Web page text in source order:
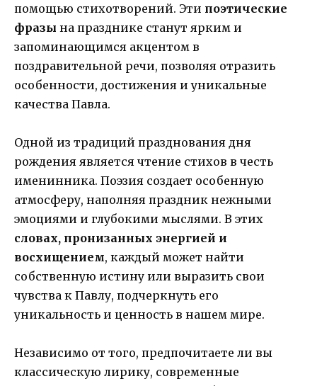
помощью стихотворений. Эти поэтические
фразы на празднике станут ярким и
запоминающимся акцентом в
поздравительной речи, позволяя отразить
особенности, достижения и уникальные
качества Павла.
Одной из традиций празднования дня
рождения является чтение стихов в честь
именинника. Поэзия создает особенную
атмосферу, наполняя праздник нежными
эмоциями и глубокими мыслями. В этих
словах, пронизанных энергией и
восхищением, каждый может найти
собственную истину или выразить свои
чувства к Павлу, подчеркнуть его
уникальность и ценность в нашем мире.
Независимо от того, предпочитаете ли вы
классическую лирику, современные